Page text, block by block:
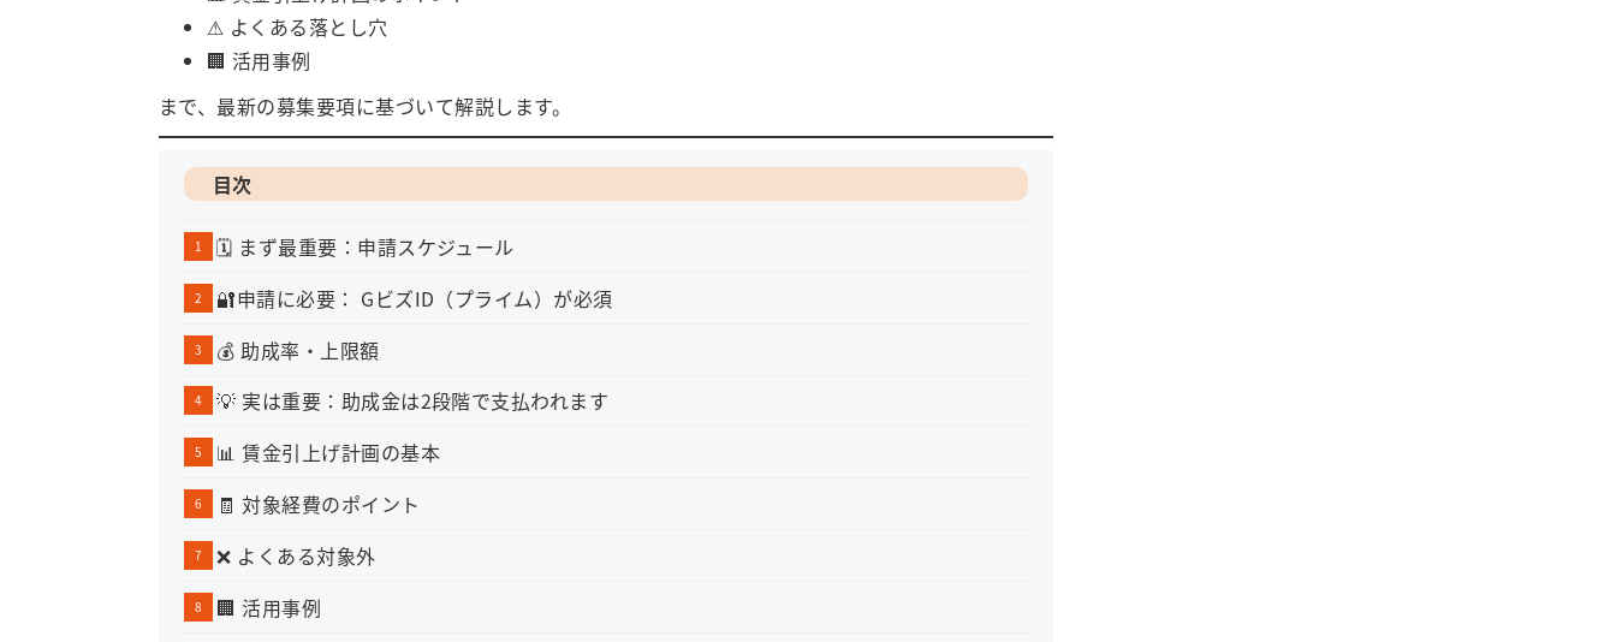
⚠ よくある落とし穴
🏢 活用事例
まで、最新の募集要項に基づいて解説します。
目次
🗓 まず最重要：申請スケジュール
🔐申請に必要： GビズID（プライム）が必須
💰 助成率・上限額
💡 実は重要：助成金は2段階で支払われます
📊 賃金引上げ計画の基本
🧾 対象経費のポイント
❌ よくある対象外
🏢 活用事例